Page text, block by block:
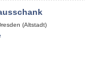
(Altstadt)